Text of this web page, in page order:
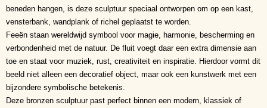
beneden hangen, is deze sculptuur speciaal ontworpen om op een kast,
vensterbank, wandplank of richel geplaatst te worden.
Feeën staan wereldwijd symbool voor magie, harmonie, bescherming en
verbondenheid met de natuur. De fluit voegt daar een extra dimensie aan
toe en staat voor muziek, rust, creativiteit en inspiratie. Hierdoor vormt dit
beeld niet alleen een decoratief object, maar ook een kunstwerk met een
bijzondere symbolische betekenis.
Deze bronzen sculptuur past perfect binnen een modern, klassiek of